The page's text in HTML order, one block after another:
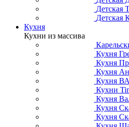
Детская
Детская
Кухня
Кухни из массива
Кухня
Кухня
Кухня
Кухня
Кухни
Кухня
Кухня
Кухня